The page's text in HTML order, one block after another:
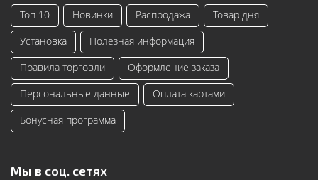
Топ 10 Новинки Распродажа
Товар дня
Установка
Полезная информация
Правила торговли
Оформление заказа
Персональные данные
Оплата картами
Бонусная программа
Мы в соц. сетях